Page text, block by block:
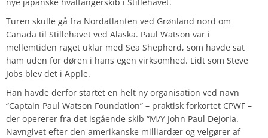
Turen skulle gå fra Nordatlanten ved Grønland nord om
Canada til Stillehavet ved Alaska. Paul Watson var i
mellemtiden raget uklar med Sea Shepherd, som havde sat
ham uden for døren i hans egen virksomhed. Lidt som Steve
Jobs blev det i Apple.
Han havde derfor startet en helt ny organisation ved navn
“Captain Paul Watson Foundation” – praktisk forkortet CPWF –
der opererer fra det isgående skib “M/Y John Paul DeJoria.
Navngivet efter den amerikanske milliardær og velgører af